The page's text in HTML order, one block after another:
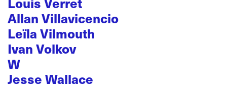
Allan Villavicencio
Leïla Vilmouth
Ivan Volkov
W
Jesse Wallace